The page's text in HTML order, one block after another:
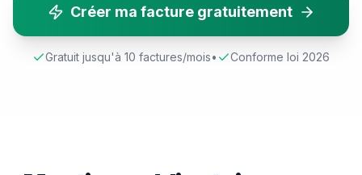
Créer ma facture gratuitement
Gratuit jusqu'à 10 factures/mois• Conforme loi 2026